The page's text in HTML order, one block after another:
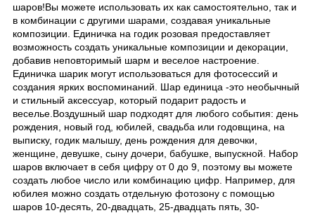
шаров!Вы можете использовать их как самостоятельно, так и
в комбинации с другими шарами, создавая уникальные
композиции. Единичка на годик розовая предоставляет
возможность создать уникальные композиции и декорации,
добавив неповторимый шарм и веселое настроение.
Единичка шарик могут использоваться для фотосессий и
создания ярких воспоминаний. Шар единица -это необычный
и стильный аксессуар, который подарит радость и
веселье.Воздушный шар подходят для любого события: день
рождения, новый год, юбилей, свадьба или годовщина, на
выписку, годик малышу, день рождения для девочки,
женщине, девушке, сыну дочери, бабушке, выпускной. Набор
шаров включает в себя цифру от 0 до 9, поэтому вы можете
создать любое число или комбинацию цифр. Например, для
юбилея можно создать отдельную фотозону с помощью
шаров 10-десять, 20-двадцать, 25-двадцать пять, 30-